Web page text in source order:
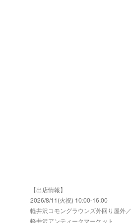
【出店情報】
2026/8/11(火祝) 10:00-16:00
​軽井沢コモングラウンズ外回り屋外／
軽井沢アンティークマーケット